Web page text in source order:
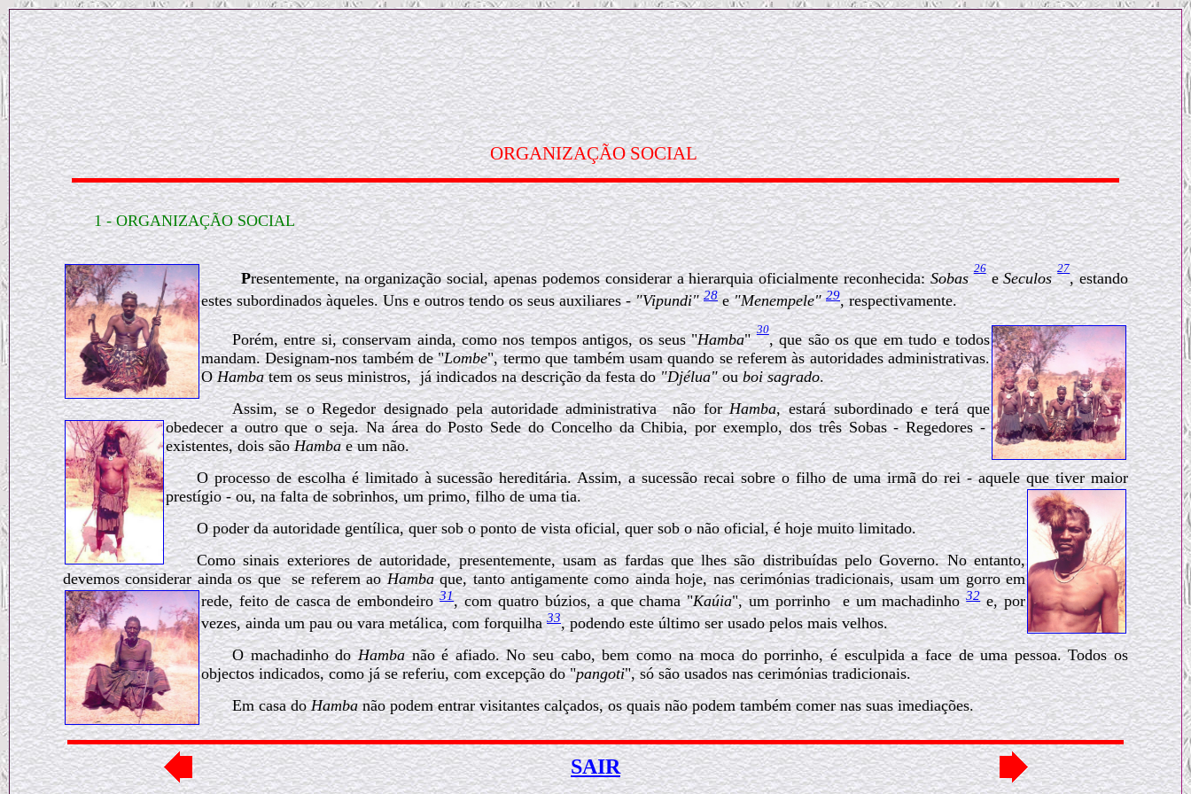
ORGANIZAÇÃO SOCIAL
1 - ORGANIZAÇÃO SOCIAL
Presentemente, na organização social, apenas podemos considerar a hierarquia oficialmente reconhecida:Sobas
26
eSeculos
27
, estando
estes subordinados àqueles. Uns e outros tendo os seus auxiliares -"Vipundi" 28e"Menempele" 29, respectivamente.
Porém, entre si, conservam ainda, como nos tempos antigos, os seus "Hamba"
30
,que são os que em tudo e todos
mandam. Designam-nos também de "Lombe", termo que também usam quando se referem às autoridades administrativas.
OHambatem os seus ministros, já indicados na descrição da festa do"Djélua"ouboi sagrado.
Assim, se o Regedor designado pela autoridade administrativa
não forHamba, estará subordinado e terá que
obedecer a outro que o seja. Na área do Posto Sede doConcelho da Chibia, por exemplo, dos três Sobas - Regedores -
existentes, dois sãoHambae um não.
O processo de escolha é limitado à sucessão hereditária. Assim, a sucessão recai sobre o filho de uma irmã do rei - aquele que tiver maior
prestígio - ou, na falta de sobrinhos, um primo, filho de uma tia.
O poder da autoridade gentílica, quer sob o ponto de vista oficial, quer sob o não oficial, é hoje muito limitado.
Como sinais exteriores de autoridade, presentemente, usam as fardas que lhes são distribuídas pelo Governo. No entanto,
devemos considerar ainda os que
se referem aoHambaque, tanto antigamente como ainda hoje, nas cerimónias tradicionais, usam um gorro em
rede, feito de cascade embondeiro31, com quatro búzios, a que chama "Kaúia", um porrinho e um machadinho32e, por
vezes, ainda um pau ou vara metálica, com forquilha33, podendo este último ser usado pelos mais velhos.
O machadinho doHambanão é afiado. No seu cabo, bem como na moca do porrinho, é esculpida a face de uma pessoa. Todos os
objectos indicados, como já se referiu, com excepção do "pangoti", só são usados nas cerimónias tradicionais.
Em casa doHambanão podem entrar visitantes calçados, os quais não podem também comer nas suas imediações.
SAIR